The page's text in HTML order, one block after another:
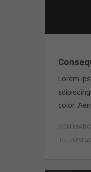
Lorem
dolor.
VON
15. JUNI